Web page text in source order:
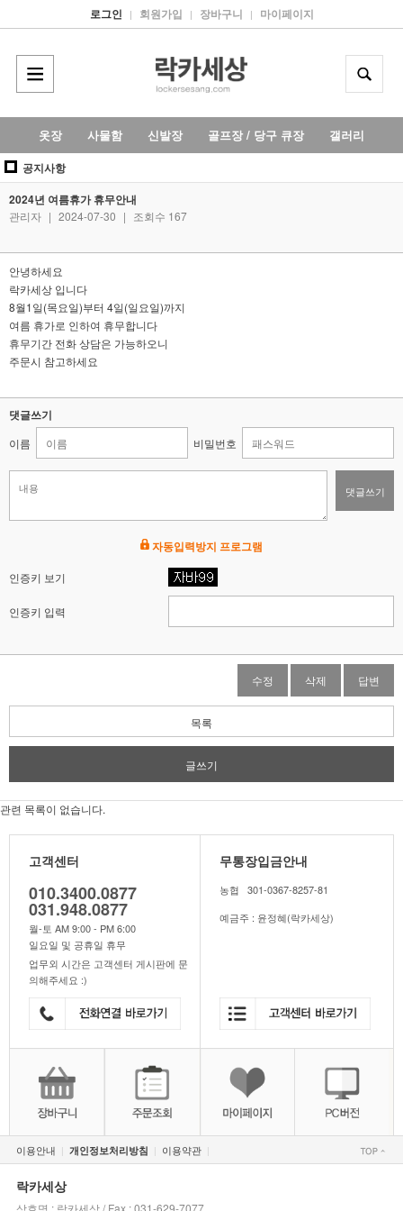
로그인 | 회원가입 | 장바구니 | 마이페이지
옷장 사물함 신발장 골프장 / 당구 큐장 갤러리
공지사항
2024년 여름휴가 휴무안내
관리자 | 2024-07-30 | 조회수 167
안녕하세요
락카세상 입니다
8월1일(목요일)부터 4일(일요일)까지
여름 휴가로 인하여 휴무합니다
휴무기간 전화 상담은 가능하오니
주문시 참고하세요
댓글쓰기
이름 비밀번호
댓글쓰기
자동입력방지 프로그램
인증키 보기
인증키 입력
수정 삭제 답변
목록
글쓰기
관련 목록이 없습니다.
고객센터
010.3400.0877
031.948.0877
월-토 AM 9:00 - PM 6:00
일요일 및 공휴일 휴무
업무외 시간은 고객센터 게시판에 문
의해주세요 :)
무통장입금안내
농협 301-0367-8257-81
예금주 : 윤정혜(락카세상)
이용안내 | 개인정보처리방침 | 이용약관|
락카세상